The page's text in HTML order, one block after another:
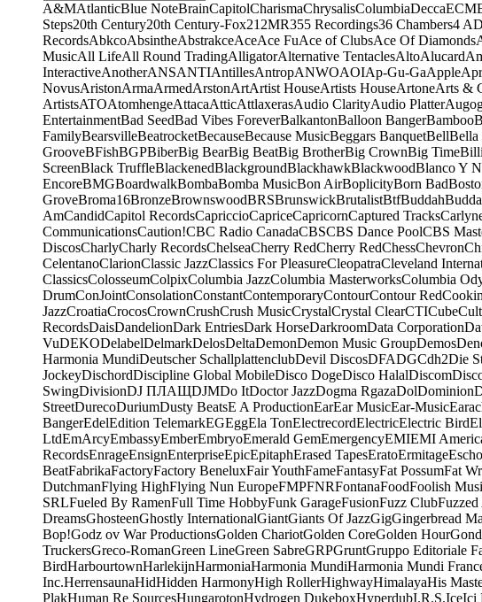
A&MAtlanticBlue NoteBrainCapitolCharismaChrysalisColumbiaDeccaECM
Steps20th Century20th Century-Fox21 2MR355 Recordings36 Chambers4 AD
RecordsAbkcoAbsintheAbstrakceAceAce FuAce of ClubsAce Of Diamonds
MusicAll LifeAll Round TradingAlligatorAlternative TentaclesAltoAlucard
InteractiveAnotherANSANTIAntillesAntropANWOAOIAp-Gu-GaApple
NovusAristonArmaArmedArstonArtArtist HouseArtists HouseArtoneArts &
ArtistsATOAtomhengeAttacaAtticAttlaxerasAudio ClarityAudio Platter
EntertainmentBad SeedBad Vibes ForeverBalkantonBalloon BangerBamboo
FamilyBearsvilleBeatrocketBecauseBecause MusicBeggars BanquetBellBella
GrooveBFishBGPBiberBig BearBig BeatBig BrotherBig CrownBig Time
ScreenBlack TruffleBlackenedBlackgroundBlackhawkBlackwoodBlanco Y
EncoreBMGBoardwalkBombaBomba MusicBon AirBoplicityBorn Bad
GroveBroma16BronzeBrownswoodBRSBrunswickBrutalistBtfBuddah
AmCandidCapitol RecordsCapriccioCapriceCapricornCaptured Tracks
CommunicationsCaution!CBC Radio CanadaCBSCBS Dance PoolCBS
DiscosCharlyCharly RecordsChelseaCherry RedCherry RedChessChevron
CelentanoClarionClassic JazzClassics For PleasureCleopatraCleveland
ClassicsColosseumColpixColumbia JazzColumbia MasterworksColumbia
DrumConJointConsolationConstantContemporaryContourContour Red
JazzCroatiaCrocosCrownCrushCrush MusicCrystalCrystal ClearCTICube
RecordsDaisDandelionDark EntriesDark HorseDarkroomData Corporation
VuDEKODelabelDelmarkDelosDeltaDemonDemon Music GroupDemos
Harmonia MundiDeutscher SchallplattenclubDevil DiscosDFADGCdh2Die
JockeyDischordDiscipline Global MobileDisco DogeDisco HalalDiscom
SwingDivisionDJ ПЛАЩDJMDo ItDoctor JazzDogma RgazaDolDominion
StreetDurecoDuriumDusty BeatsE A ProductionEarEar MusicEar-Music
BangerEdelEdition TelemarkEGEggEla TonElectrecordElectricElectric Bird
LtdEmArcyEmbassyEmberEmbryoEmerald GemEmergencyEMIEMI
RecordsEnrageEnsignEnterpriseEpicEpitaphErased TapesEratoErmitageEscho
BeatFabrikaFactoryFactory BeneluxFair YouthFameFantasyFat PossumFat
DutchmanFlying HighFlying Nun EuropeFMPFNRFontanaFoodFoolish
SRLFueled By RamenFull Time HobbyFunk GarageFusionFuzz Club
DreamsGhosteenGhostly InternationalGiantGiants Of JazzGigGingerbread
Bop!Godz ov War ProductionsGolden ChariotGolden CoreGolden Hour
TruckersGreco-RomanGreen LineGreen SabreGRPGruntGruppo Editoriale
BirdHarbourtownHarlekijnHarmoniaHarmonia MundiHarmonia Mundi
Inc.HerrensaunaHidHidden HarmonyHigh RollerHighwayHimalayaHis
PlakHuman Re SourcesHungarotonHydrogen DukeboxHyperdubI.R.S.IceIci